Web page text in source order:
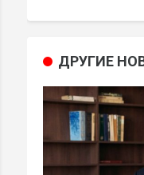
ДРУГИЕ